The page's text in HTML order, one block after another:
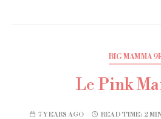
BIG MAMMA
Le Pink
7 YEARS AGO READ TIME: 2